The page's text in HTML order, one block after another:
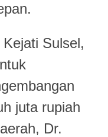
Sulsel,
juta rupiah
Dr.